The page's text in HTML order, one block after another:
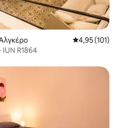
Μέση
4,95 (101)
R1864